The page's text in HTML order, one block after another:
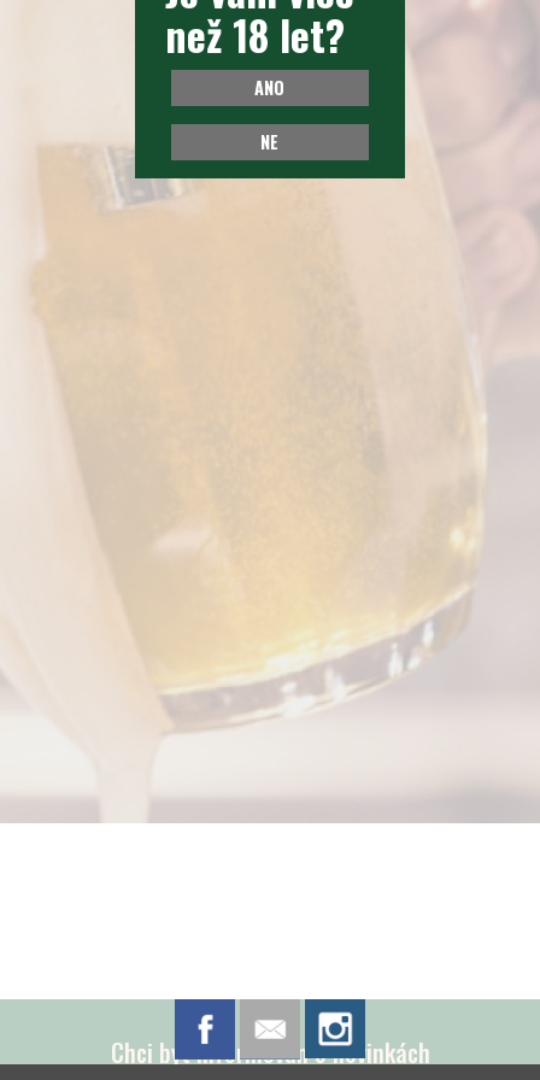
než 18 let?
ANO
NE
Chci být informován o novinkách
než 18 let?
ANO
NE